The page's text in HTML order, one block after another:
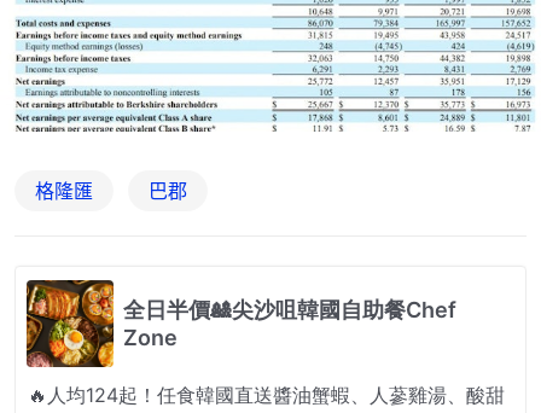
格隆匯 巴郡